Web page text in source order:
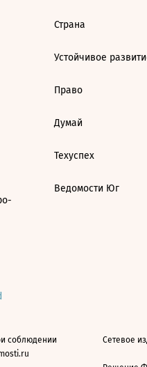
Страна
Устойчивое
Право
Думай
Техуспех
Ведомости Юг
соблюдении
Сетевое